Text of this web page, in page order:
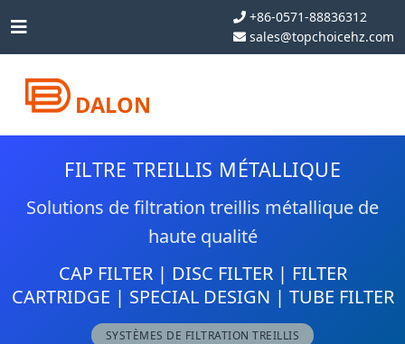
+86-0571-88836312
sales@topchoicehz.com
DALON
FILTRE TREILLIS MÉTALLIQUE
Solutions de filtration treillis métallique de
haute qualité
CAP FILTER | DISC FILTER | FILTER
CARTRIDGE | SPECIAL DESIGN | TUBE FILTER
SYSTÈMES DE FILTRATION TREILLIS